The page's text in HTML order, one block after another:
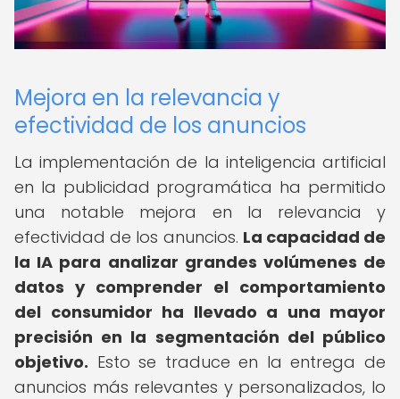
Mejora en la relevancia y
efectividad de los anuncios
La implementación de la inteligencia artificial
en la publicidad programática ha permitido
una notable mejora en la relevancia y
efectividad de los anuncios. La capacidad de
la IA para analizar grandes volúmenes de
datos y comprender el comportamiento
del consumidor ha llevado a una mayor
precisión en la segmentación del público
objetivo. Esto se traduce en la entrega de
anuncios más relevantes y personalizados, lo